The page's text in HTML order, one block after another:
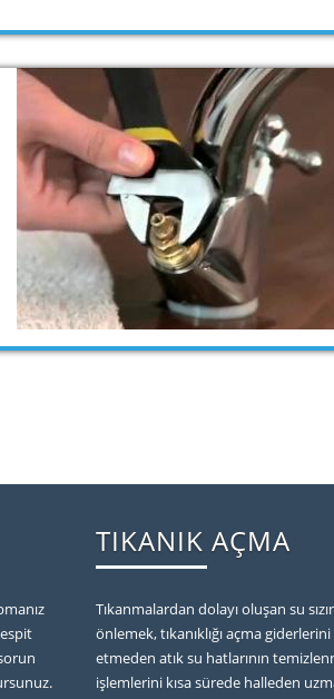
TIKANIK AÇMA
Tıkanmalardan dolayı oluşan su
önlemek, tıkanıklığı açma
etmeden atık su hatlarının
işlemlerini kısa sürede halleden